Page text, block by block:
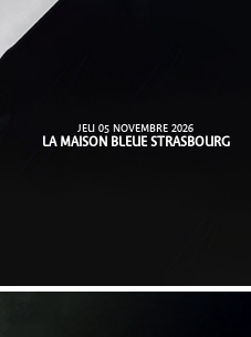
JEU 05 NOVEMBRE 2026
LA MAISON BLEUE STRASBOURG